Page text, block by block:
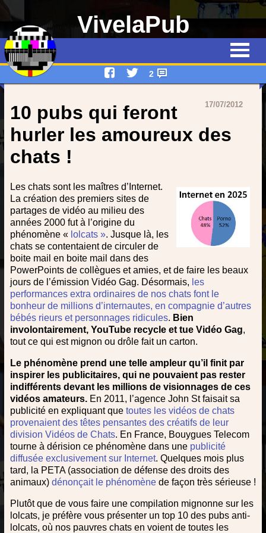
VivelaPub
Quiz
Emissions
Qui suis-je ?
Devenez rédacteur !
Contact
2
17/07/2012
10 pubs qui feront
hurler les amoureux des
chats !
Les chats sont les maîtres d’Internet.
La création des premiers sites de
partages de vidéo au milieu des
années 2000 fut à l’origine du
phénomène « lolcats ». Jusque là, les
chats se contentaient de circuler de
boite mail en boite mail dans des
PowerPoints de collègues et amies, et de faire les beaux
jours de l’émission Vidéo Gag. Désormais, les
performances extra ordinaires de nos chats font le
bonheur de millions d’internautes, en compagnie d’autres
bébés rieurs et personnages ridicules. Bien
involontairement, YouTube recycle et tue Vidéo Gag,
tout ce qui est mignon ou drôle fait un carton.
Le phénomène prend une telle ampleur qu’il finit par
inspirer les publicitaires, qui ne pouvaient pas rester
indifférents devant les millions de visionnages de ces
vidéos amateurs.En 2011, l’agence John St faisait sa
publicité en expliquant quetoutes les vidéos de chats
provenaient des têtes pensantes des créatifs de leur
division Vidéos de Chats. En France, Bouygues Telecom
tourne à dérision ce phénomène dans une publicité
diffusée exclusivement sur Internet. Quelques mois plus
tard, la PETA (association de défense des droits des
animaux) dénonçait le phénomènede façon très sérieuse !
Plutôt que de vous faire une compilation mignonne sur les
lolcats, je préfère vous présenter un top 10 des pubs anti-
lolcats, où nos pauvres chats en voient de toutes les